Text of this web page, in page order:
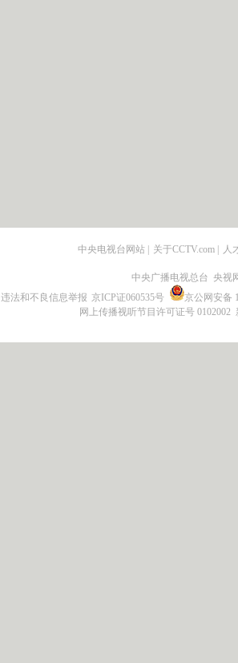
中央电视台网站 | 关于CCTV.com | 人
中央广播电视总台 央视
违法和不良信息举报 京ICP证060535号
京公网安备
网上传播视听节目许可证号 0102002